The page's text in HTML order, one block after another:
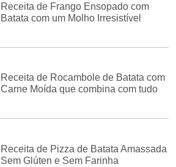
Receita de Frango Ensopado com
Batata com um Molho Irresistível
Receita de Rocambole de Batata com
Carne Moída que combina com tudo
Receita de Pizza de Batata Amassada
Sem Glúten e Sem Farinha